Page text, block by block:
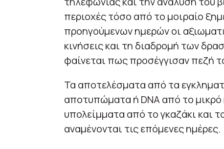
περιοχές τόσο από το μοιραίο
προηγούμενων ημερών οι
κινήσεις και τη διαδρομή των
φαίνεται πως προσέγγισαν πεζή
Τα αποτελέσματα από τα
αποτυπώματα ή DNA από το μικρό
υπολείμματα από το γκαζάκι και
αναμένονται τις επόμενες ημέρες.